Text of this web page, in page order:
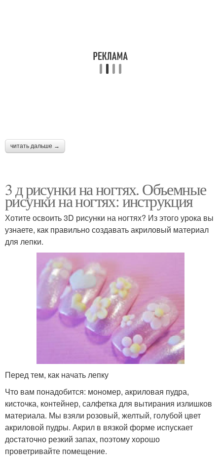
читать дальше →
3 д рисунки на ногтях. Объемные
рисунки на ногтях: инструкция
Хотите освоить 3D рисунки на ногтях? Из этого урока вы
узнаете, как правильно создавать акриловый материал
для лепки.
Перед тем, как начать лепку
Что вам понадобится: мономер, акриловая пудра,
кисточка, контейнер, салфетка для вытирания излишков
материала. Мы взяли розовый, желтый, голубой цвет
акриловой пудры. Акрил в вязкой форме испускает
достаточно резкий запах, поэтому хорошо
проветривайте помещение.